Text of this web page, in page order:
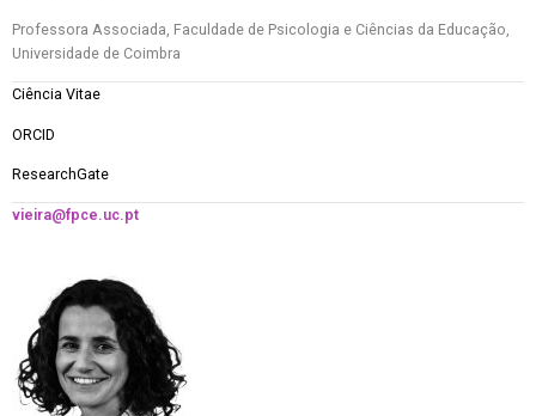
Professora Associada, Faculdade de Psicologia e Ciências da Educação,
Universidade de Coimbra
Ciência Vitae
ORCID
ResearchGate
vieira@fpce.uc.pt